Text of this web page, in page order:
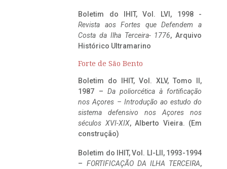
Boletim do IHIT, Vol. LVI, 1998 -
Revista aos Fortes que Defendem a
Costa da Ilha Terceira- 1776, Arquivo
Histórico Ultramarino
Forte de São Bento
Boletim do IHIT, Vol. XLV, Tomo II,
1987 – Da poliorcética à fortificação
nos Açores – Introdução ao estudo do
sistema defensivo nos Açores nos
séculos XVI-XIX, Alberto Vieira. (Em
construção)
Boletim do IHIT, Vol. LI-LII, 1993-1994
– FORTIFICAÇÃO DA ILHA TERCEIRA,